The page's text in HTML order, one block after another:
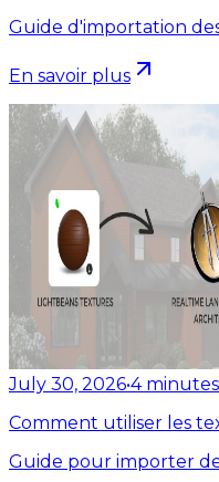
Guide d'importation
En savoir plus
July 30, 2026•4 minutes
Comment utiliser les
Guide pour importer